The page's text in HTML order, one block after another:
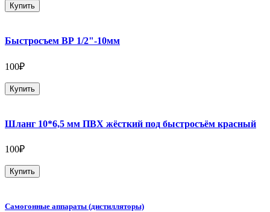
Купить
Быстросъем ВР 1/2"-10мм
100₽
Купить
Шланг 10*6,5 мм ПВХ жёсткий под быстросъём красный
100₽
Купить
Самогонные аппараты (дистилляторы)